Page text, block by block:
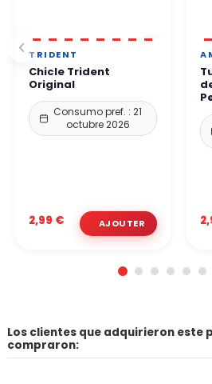
TRIDENT
Chicle Trident
Original
Consumo pref. : 21
octubre 2026
2,99 €
Los clientes que adquirieron este
compraron: